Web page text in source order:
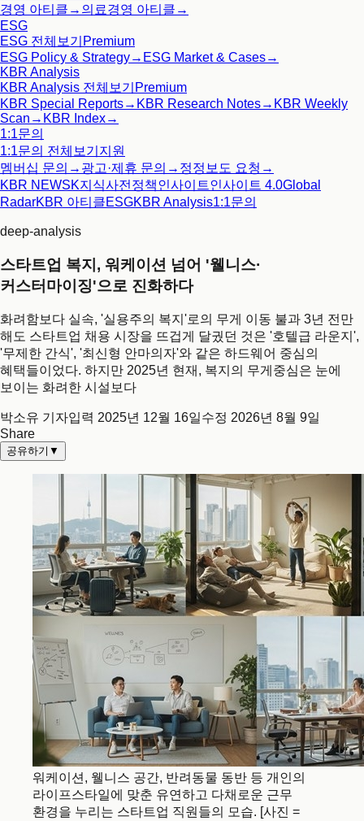
경영 아티클 → 의료경영 아티클 →
ESG
ESG 전체보기 Premium
ESG Policy & Strategy→ ESG Market & Cases→
KBR Analysis
KBR Analysis 전체보기 Premium
KBR Special Reports→ KBR Research Notes→ KBR Weekly
Scan → KBR Index→
1:1문의
1:1문의 전체보기 지원
멤버십 문의 → 광고·제휴 문의 → 정정보도 요청 →
KBR NEWSK지식사전 정책인사이트인사이트 4.0Global
RadarKBR 아티클ESGKBR Analysis1:1문의
deep-analysis
스타트업 복지, 워케이션 넘어 '웰니스·
커스터마이징'으로 진화하다
화려함보다 실속, '실용주의 복지'로의 무게 이동 불과 3년 전만
해도 스타트업 채용 시장을 뜨겁게 달궜던 것은 '호텔급 라운지',
'무제한 간식', '최신형 안마의자'와 같은 하드웨어 중심의
혜택들이었다. 하지만 2025년 현재, 복지의 무게중심은 눈에
보이는 화려한 시설보다
박소유 기자입력 2025년 12월 16일수정 2026년 8월 9일
Share
공유하기 ▼
워케이션, 웰니스 공간, 반려동물 동반 등 개인의
라이프스타일에 맞춘 유연하고 다채로운 근무
환경을 누리는 스타트업 직원들의 모습. [사진 =